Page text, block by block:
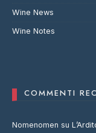
Wine News
Wine Notes
COMMENTI
Nomenomen su